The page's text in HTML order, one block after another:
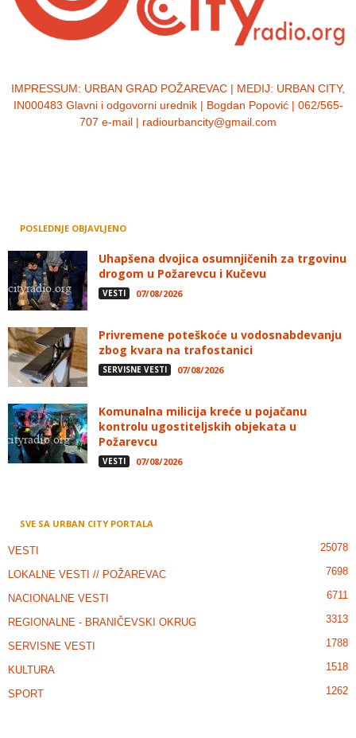
IMPRESSUM: URBAN GRAD POŽAREVAC | MEDIJ: URBAN CITY,
IN000483 Glavni i odgovorni urednik | Bogdan Popović | 062/565-
707 e-mail | radiourbancity@gmail.com
POSLEDNJE OBJAVLJENO
Uhapšena dvojica osumnjičenih za trgovinu
drogom u Požarevcu i Kučevu
VESTI 07/08/2026
Privremene poteškoće u vodosnabdevanju
zbog kvara na trafostanici
SERVISNE VESTI 07/08/2026
Komunalna milicija kreće u pojačanu
kontrolu ugostiteljskih objekata u
Požarevcu
VESTI 07/08/2026
SVE SA URBAN CITY PORTALA
VESTI 25078
LOKALNE VESTI // POŽAREVAC 7698
NACIONALNE VESTI 6711
REGIONALNE - BRANIČEVSKI OKRUG 3313
SERVISNE VESTI 1788
KULTURA 1518
SPORT 1262